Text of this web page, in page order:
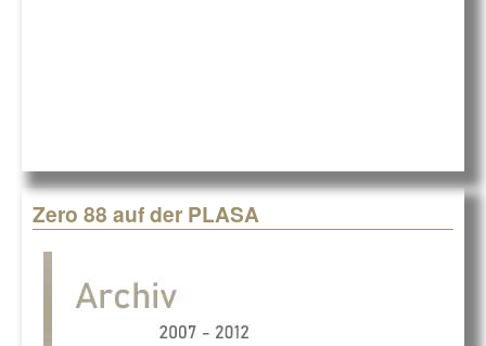
Zero 88 auf der PLASA